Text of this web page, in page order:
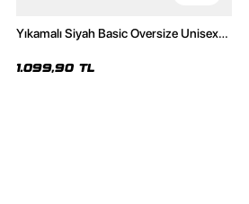
Yıkamalı Siyah Basic Oversize Unisex
1.099,90 TL